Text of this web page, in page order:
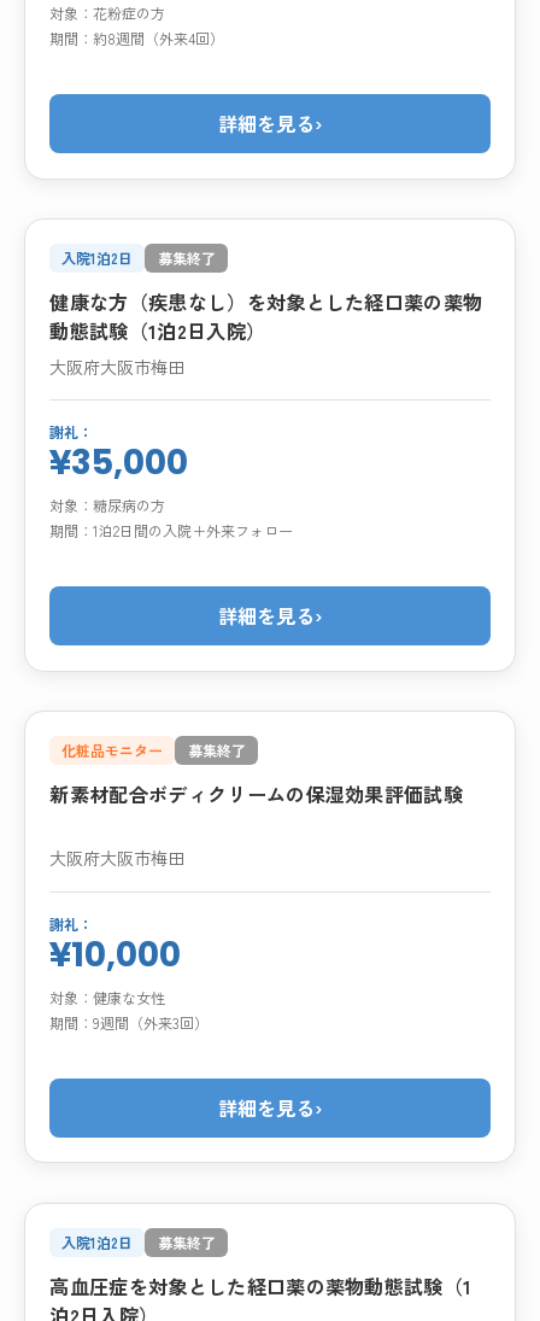
対象：花粉症の方
期間：約8週間（外来4回）
詳細を見る›
入院1泊2日 募集終了
健康な方（疾患なし）を対象とした経口薬の薬物
動態試験（1泊2日入院）
大阪府大阪市梅田
謝礼：
¥35,000
対象：糖尿病の方
期間：1泊2日間の入院＋外来フォロー
詳細を見る›
化粧品モニター 募集終了
新素材配合ボディクリームの保湿効果評価試験
大阪府大阪市梅田
謝礼：
¥10,000
対象：健康な女性
期間：9週間（外来3回）
詳細を見る›
入院1泊2日 募集終了
高血圧症を対象とした経口薬の薬物動態試験（1
泊2日入院）